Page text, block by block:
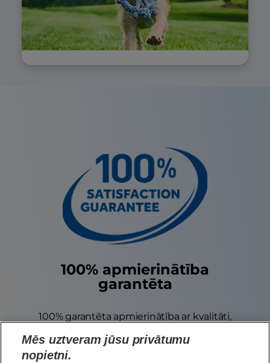
100% apmierinātība
garantēta
100% garantēta apmierinātība ar kvalitāti,
atbilstību un garšu, vai arī saņemiet
naudu atpakaļ. Uzzināt vairāk šeit.
Mēs uztveram jūsu privātumu
nopietni.